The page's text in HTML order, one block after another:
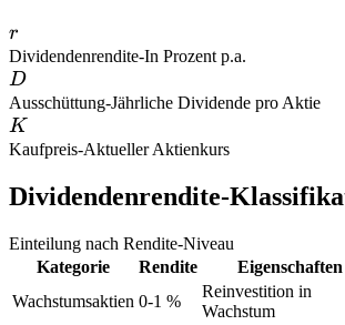
r
r
Dividendenrendite-In Prozent p.a.
D
D
Ausschüttung-Jährliche Dividende pro Aktie
K
K
Kaufpreis-Aktueller Aktienkurs
Dividendenrendite-
Einteilung nach Rendite-Niveau
Kategorie
Rendite Eigenschaften
Wachstumsaktien 0-1 %
Reinvestition in
Wachstum